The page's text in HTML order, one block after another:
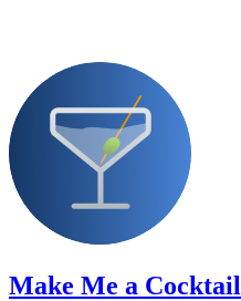
Make Me a Cocktail